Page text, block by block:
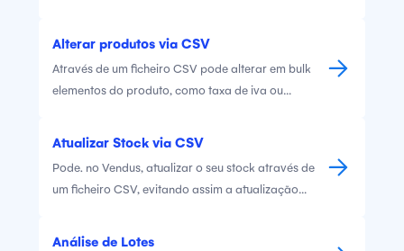
Alterar produtos via CSV
Através de um ficheiro CSV pode alterar em bulk
elementos do produto, como taxa de iva ou
Atualizar Stock via CSV
Pode. no Vendus, atualizar o seu stock através de
um ficheiro CSV, evitando assim a atualização
Análise de Lotes